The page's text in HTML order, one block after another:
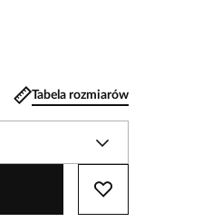
Tabela rozmiarów